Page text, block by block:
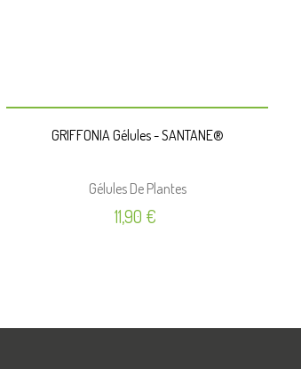
GRIFFONIA Gélules - SANTANE®
Gélules De Plantes
Prix
11,90 €